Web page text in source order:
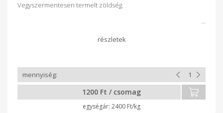
Vegyszermentesen termelt zöldség.
1200 Ft / csomag
2400 Ft/kg